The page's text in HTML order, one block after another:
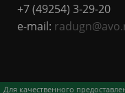
Для качественного
+7 (49254) 3-29-20
e-mail: